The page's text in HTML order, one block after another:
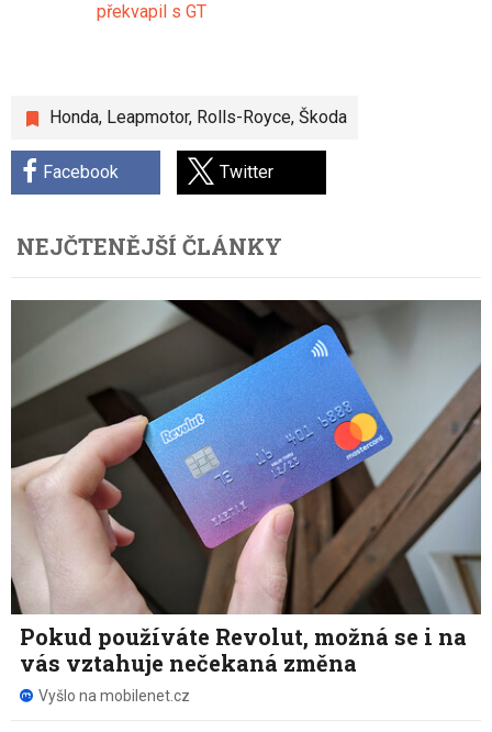
překvapil s GT
Honda, Leapmotor, Rolls-Royce, Škoda
Facebook Twitter
NEJČTENĚJŠÍ ČLÁNKY
Pokud používáte Revolut, možná se i na
vás vztahuje nečekaná změna
Vyšlo na mobilenet.cz